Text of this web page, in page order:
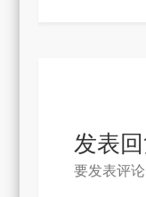
发表
要发表评